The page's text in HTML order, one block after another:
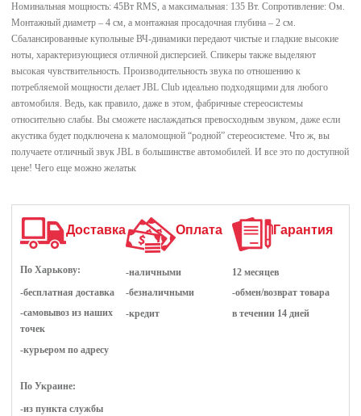
Номинальная мощность: 45Вт RMS, а максимальная: 135 Вт. Сопротивление: Ом.
Монтажный диаметр – 4 см, а монтажная просадочная глубина – 2 см.
Сбалансированные купольные ВЧ-динамики передают чистые и гладкие высокие
ноты, характеризующиеся отличной дисперсией. Спикеры также выделяют
высокая чувствительность. Производительность звука по отношению к
потребляемой мощности делает JBL Club идеально подходящими для любого
автомобиля. Ведь, как правило, даже в этом, фабричные стереосистемы
относительно слабы. Вы сможете наслаждаться превосходным звуком, даже если
акустика будет подключена к маломощной “родной” стереосистеме. Что ж, вы
получаете отличный звук JBL в большинстве автомобилей. И все это по доступной
цене! Чего еще можно желатьк
Доставка
По Харькову:
-бесплатная доставка
-самовывоз из наших
точек
-курьером по адресу
По Украине:
-из пункта службы
Оплата
-наличными
-безналичными
-кредит
Гарантия
12 месяцев
-обмен/возврат товара
в течении 14 дней